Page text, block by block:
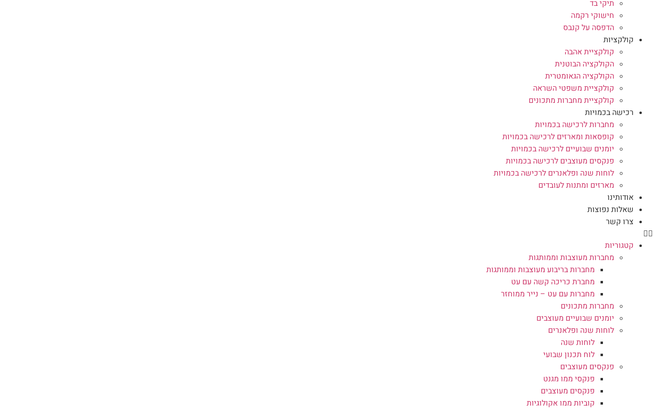
תיקי בד
חישוקי רקמה
הדפסה על קנבס
קולקציות
קולקציית אהבה
הקולקציה הבוטנית
הקולקציה הגאומטרית
קולקציית משפטי השראה
קולקציית מחברות מתכונים
רכישה בכמויות
מחברות לרכישה בכמויות
קופסאות ומארזים לרכישה בכמויות
יומנים שבועיים לרכישה בכמויות
פנקסים מעוצבים לרכישה בכמויות
לוחות שנה ופלאנרים לרכישה בכמויות
מארזים ומתנות לעובדים
אודותינו
שאלות נפוצות
צרו קשר
קטגוריות
מחברות מעוצבות וממותגות
מחברות בריבוע מעוצבות וממותגות
מחברת כריכה קשה עם עט
מחברות עם עט – נייר ממוחזר
מחברות מתכונים
יומנים שבועיים מעוצבים
לוחות שנה ופלאנרים
לוחות שנה
לוח תכנון שבועי
פנקסים מעוצבים
פנקסי ממו מגנט
פנקסים מעוצבים
קוביות ממו אקולוגיות